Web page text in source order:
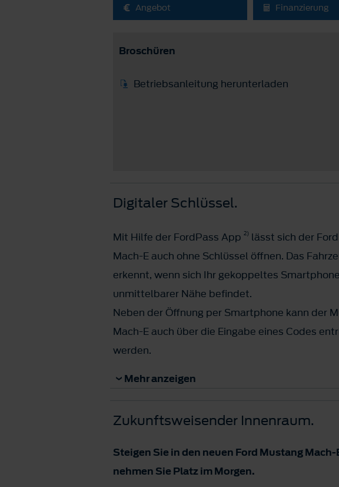
Angebot Finanzierung
Broschüren
Betriebsanleitung herunterladen
Digitaler Schlüssel.
Mit Hilfe der FordPass App 2) lässt sich der
Mach-E auch ohne Schlüssel öffnen. Das
erkennt, wenn sich Ihr gekoppeltes
unmittelbarer Nähe befindet.
Neben der Öffnung per Smartphone kann der
Mach-E auch über die Eingabe eines Codes
werden.
Zur Nutzung der Dienste ist die Installation der
Für die Datenübertragung können abhängig von
Mehr anzeigen
Zukunftsweisender Innenraum.
Steigen Sie in den neuen Ford Mustang Mach-
nehmen Sie Platz im Morgen.